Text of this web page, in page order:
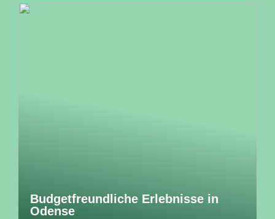
Budgetfreundliche Erlebnisse in
Odense